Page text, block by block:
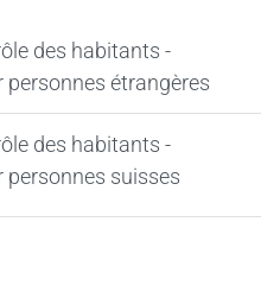
des habitants -
personnes étrangères
des habitants -
personnes suisses